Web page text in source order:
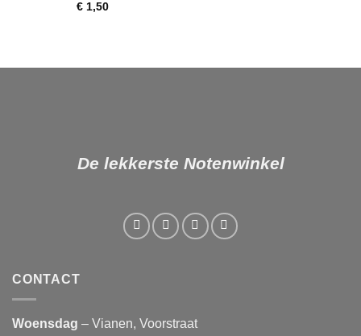
€1,50
De lekkerste Notenwinkel
CONTACT
Woensdag – Vianen, Voorstraat